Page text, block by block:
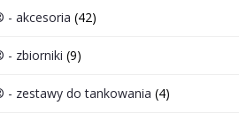
- akcesoria (42)
- zbiorniki (9)
- zestawy do tankowania (4)